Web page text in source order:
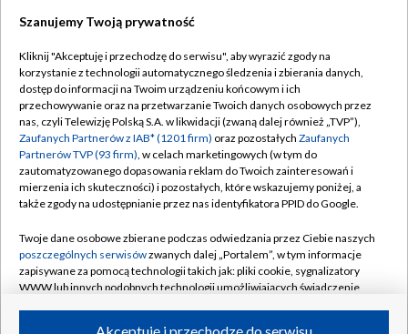
TVP
Abonament TVP
Emisja w TVP
Centrum informacji TVP
Naziemna Telewizja Cyfrowa
Rada Programowa
System NOS
Informacje o nadawcy
Regulamin TVP
Polityka prywatności
Moje zgody
Pomoc
Kontakt
Kanały
Szanujemy Twoją prywatność
Kliknij "Akceptuję i przechodzę do serwisu", aby wyrazić zgody na
korzystanie z technologii automatycznego śledzenia i zbierania danych,
dostęp do informacji na Twoim urządzeniu końcowym i ich
przechowywanie oraz na przetwarzanie Twoich danych osobowych przez
nas, czyli Telewizję Polską S.A. w likwidacji (zwaną dalej również „TVP”),
Zaufanych Partnerów z IAB* (1201 firm) oraz pozostałych Zaufanych
Partnerów TVP (93 firm), w celach marketingowych (w tym do
zautomatyzowanego dopasowania reklam do Twoich zainteresowań i
mierzenia ich skuteczności) i pozostałych, które wskazujemy poniżej, a
także zgody na udostępnianie przez nas identyfikatora PPID do Google.
Twoje dane osobowe zbierane podczas odwiedzania przez Ciebie naszych
poszczególnych serwisówzwanych dalej „Portalem”, w tym informacje
zapisywane za pomocą technologii takich jak: pliki cookie, sygnalizatory
WWW lub innych podobnych technologii umożliwiających świadczenie